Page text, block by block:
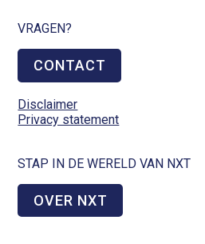
VRAGEN?
CONTACT
Disclaimer
Privacy statement
STAP IN DE WERELD VAN NXT
OVER NXT